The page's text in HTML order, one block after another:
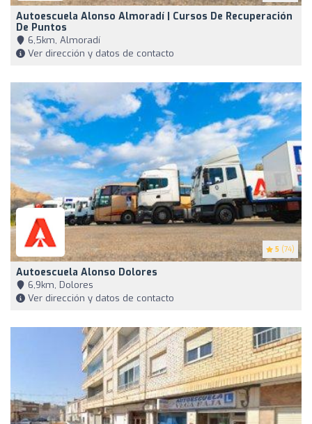
Autoescuela Alonso Almoradí | Cursos De Recuperación
De Puntos
6,5km, Almoradí
Ver dirección y datos de contacto
5 (74)
Autoescuela Alonso Dolores
6,9km, Dolores
Ver dirección y datos de contacto